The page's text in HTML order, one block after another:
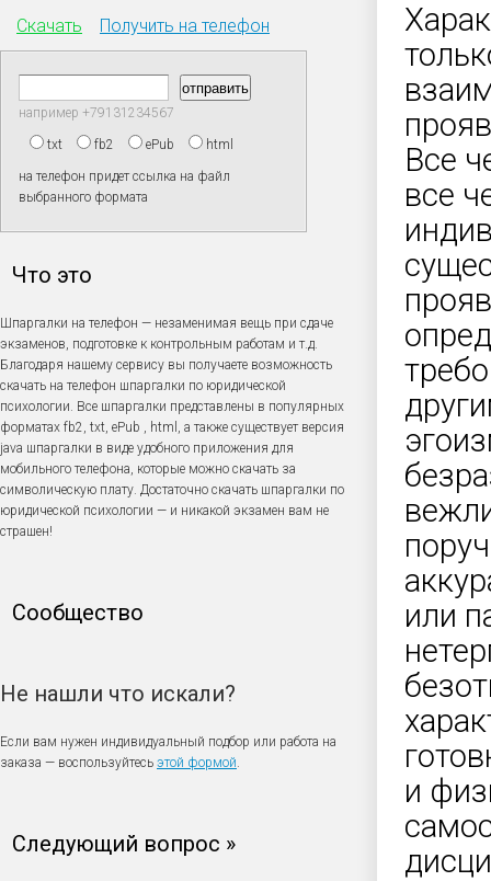
Скачать Получить на телефон
например +79131234567
txt fb2 ePub html
на телефон придет ссылка на файл
выбранного формата
Что это
Шпаргалки на телефон — незаменимая вещь при сдаче
экзаменов, подготовке к контрольным работам и т.д.
Благодаря нашему сервису вы получаете возможность
скачать на телефон шпаргалки по юридической
психологии. Все шпаргалки представлены в популярных
форматах fb2, txt, ePub , html, а также существует версия
java шпаргалки в виде удобного приложения для
мобильного телефона, которые можно скачать за
символическую плату. Достаточно скачать шпаргалки по
юридической психологии — и никакой экзамен вам не
страшен!
Сообщество
Не нашли что искали?
Если вам нужен индивидуальный подбор или работа на
заказа — воспользуйтесь этой формой.
Следующий вопрос »
Все
все
или
и